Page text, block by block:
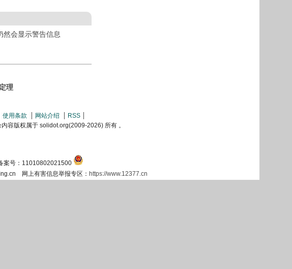
然会显示警告信息
理
使用条款 网站介绍
RSS
容版权属于 solidot.org(2009-2026) 所有 。
案号：11010802021500
网上有害信息举报专区： https://www.12377.cn